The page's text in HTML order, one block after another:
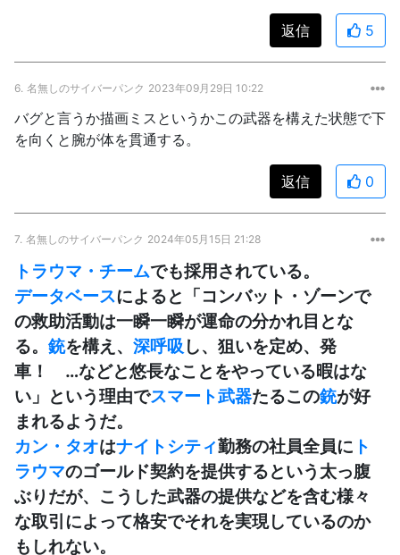
返信 5
6. 名無しのサイバーパンク 2023年09月29日 10:22
バグと言うか描画ミスというかこの武器を構えた状態で下
を向くと腕が体を貫通する。
返信 0
7. 名無しのサイバーパンク 2024年05月15日 21:28
トラウマ・チームでも採用されている。
データベースによると「コンバット・ゾーンで
の救助活動は一瞬一瞬が運命の分かれ目とな
る。 銃を構え、 深呼吸 し、狙いを定め、発
車！ …などと悠長なことをやっている暇はな
い」という理由でスマート武器たるこの銃が好
まれるようだ。
カン・タオはナイトシティ勤務の社員全員に ト
ラウマのゴールド契約を提供するという太っ腹
ぶりだが、こうした武器の提供などを含む様々
な取引によって格安でそれを実現しているのか
もしれない。